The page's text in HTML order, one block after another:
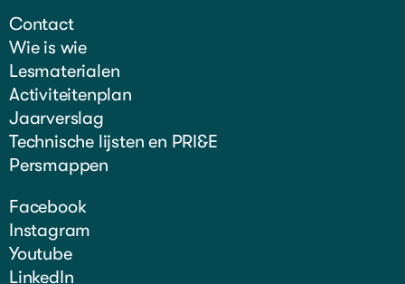
Contact
Wie is wie
Lesmaterialen
Activiteitenplan
Jaarverslag
Technische lijsten en PRI&E
Persmappen
Facebook
Instagram
Youtube
LinkedIn